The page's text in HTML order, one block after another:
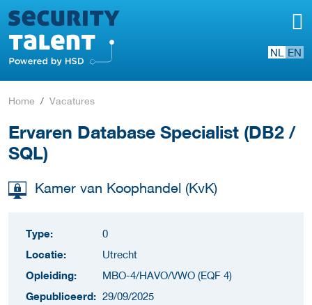
NL EN
Home Vacatures
Ervaren Database Specialist (DB2 /
SQL)
Kamer van Koophandel (KvK)
Type:
0
Locatie:
Utrecht
Opleiding:
MBO-4/HAVO/VWO (EQF 4)
Gepubliceerd: 29/09/2025